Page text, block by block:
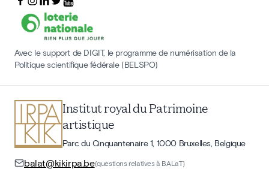
Avec le support de DIGIT, le programme de numérisation de la
Politique scientifique fédérale (BELSPO)
Institut royal du Patrimoine
artistique
Parc du Cinquantenaire 1, 1000 Bruxelles, Belgique
balat@kikirpa.be(questions relatives à BALaT)